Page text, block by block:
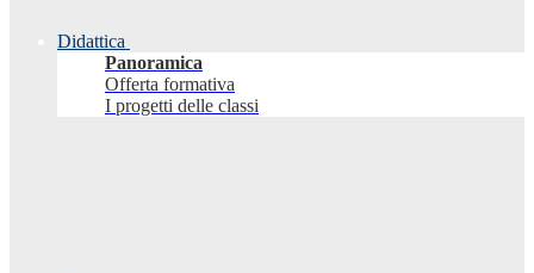
Didattica
Panoramica
Offerta formativa
I progetti delle classi